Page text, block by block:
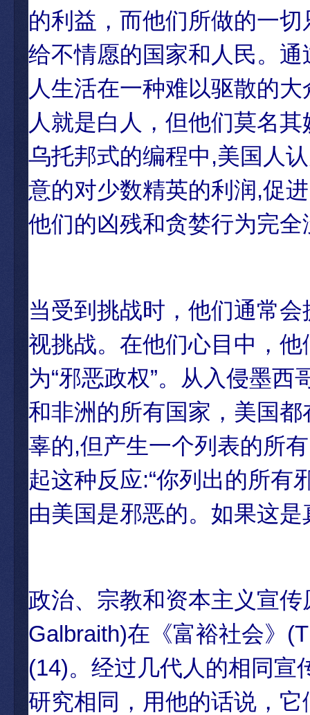
的利益，而他们所做的一
给不情愿的国家和人民。
人生活在一种难以驱散的
人就是白人，但他们莫名
乌托邦式的编程中,美国人
意的对少数精英的利润,促
他们的凶残和贪婪行为完
当受到挑战时，他们通常
视挑战。在他们心目中，
为“邪恶政权”。从入侵墨
和非洲的所有国家，美国
辜的,但产生一个列表的所
起这种反应:“你列出的所有
由美国是邪恶的。如果这
政治、宗教和资本主义宣
Galbraith)在《富裕社会》
(14)。经过几代人的相同宣
研究相同，用他的话说，它